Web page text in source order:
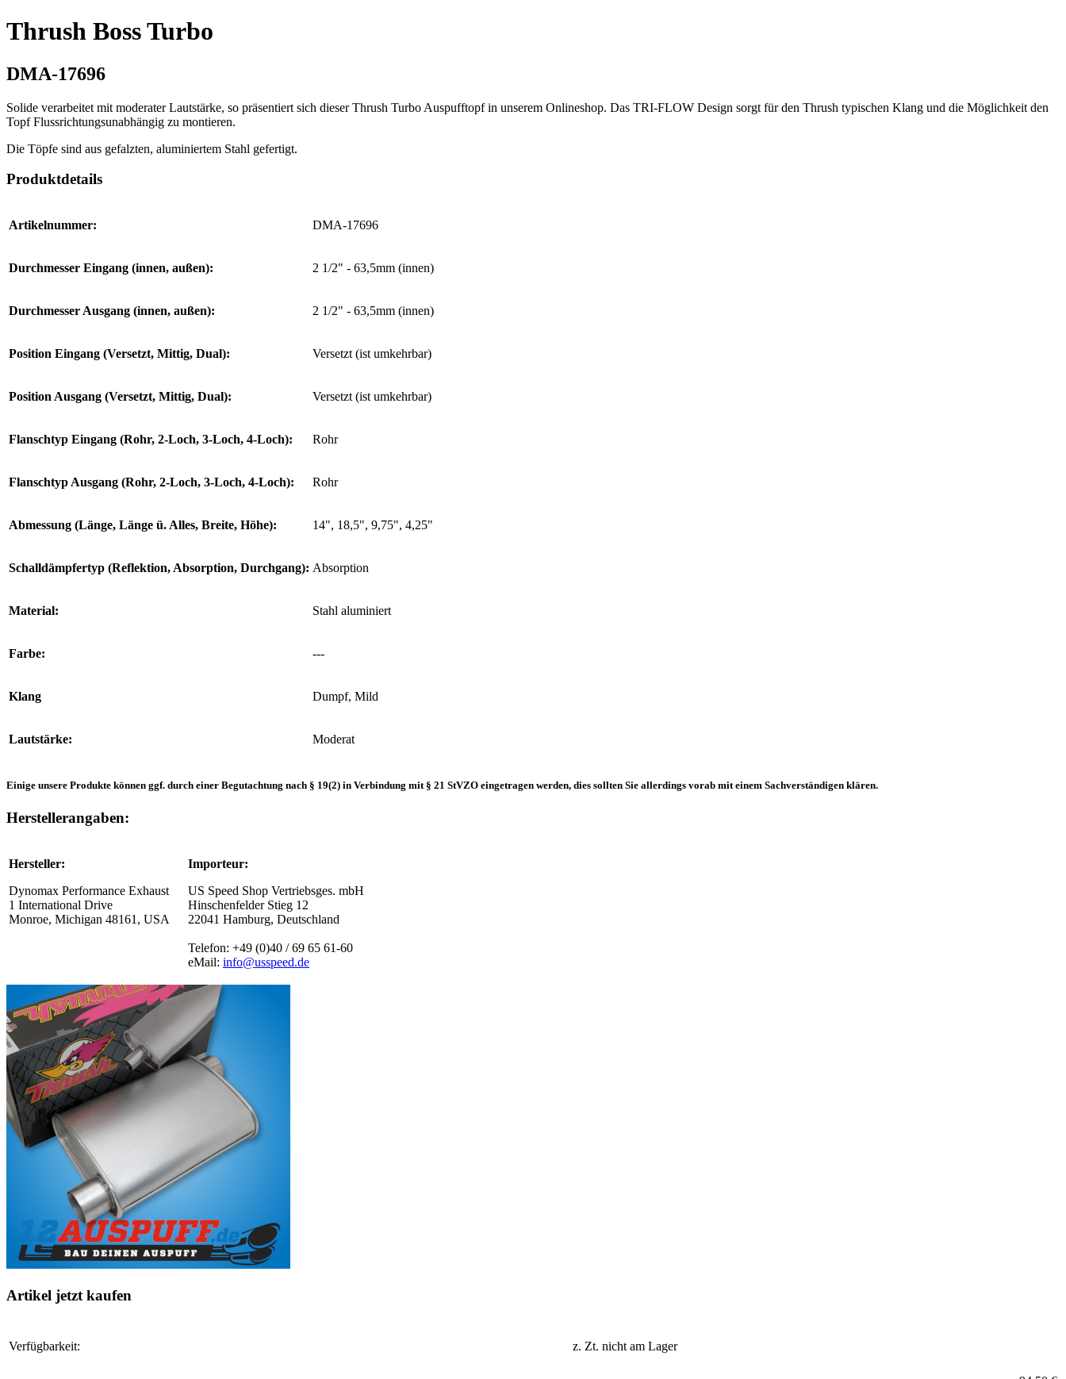
Thrush Boss Turbo
DMA-17696
Solide verarbeitet mit moderater Lautstärke, so präsentiert sich dieser Thrush Turbo Auspufftopf in unserem Onlineshop. Das TRI-FLOW Design sorgt für den Thrush typischen Klang und die Möglichkeit den
Topf Flussrichtungsunabhängig zu montieren.
Die Töpfe sind aus gefalzten, aluminiertem Stahl gefertigt.
Produktdetails
Artikelnummer: DMA-17696
Durchmesser Eingang (innen, außen): 2 1/2" - 63,5mm (innen)
Durchmesser Ausgang (innen, außen): 2 1/2" - 63,5mm (innen)
Position Eingang (Versetzt, Mittig, Dual): Versetzt (ist umkehrbar)
Position Ausgang (Versetzt, Mittig, Dual): Versetzt (ist umkehrbar)
Flanschtyp Eingang (Rohr, 2-Loch, 3-Loch, 4-Loch): Rohr
Flanschtyp Ausgang (Rohr, 2-Loch, 3-Loch, 4-Loch): Rohr
Abmessung (Länge, Länge ü. Alles, Breite, Höhe): 14", 18,5", 9,75", 4,25"
Schalldämpfertyp (Reflektion, Absorption, Durchgang): Absorption
Material: Stahl aluminiert
Farbe: ---
Klang Dumpf, Mild
Lautstärke: Moderat
Einige unsere Produkte können ggf. durch einer Begutachtung nach § 19(2) in Verbindung mit § 21 StVZO eingetragen werden, dies sollten Sie allerdings vorab mit einem Sachverständigen klären.
Herstellerangaben:
Hersteller:
Dynomax Performance Exhaust
1 International Drive
Monroe, Michigan 48161, USA
Importeur:
US Speed Shop Vertriebsges. mbH
Hinschenfelder Stieg 12
22041 Hamburg, Deutschland
Telefon: +49 (0)40 / 69 65 61-60
eMail: info@usspeed.de
Artikel jetzt kaufen
Verfügbarkeit: z. Zt. nicht am Lager